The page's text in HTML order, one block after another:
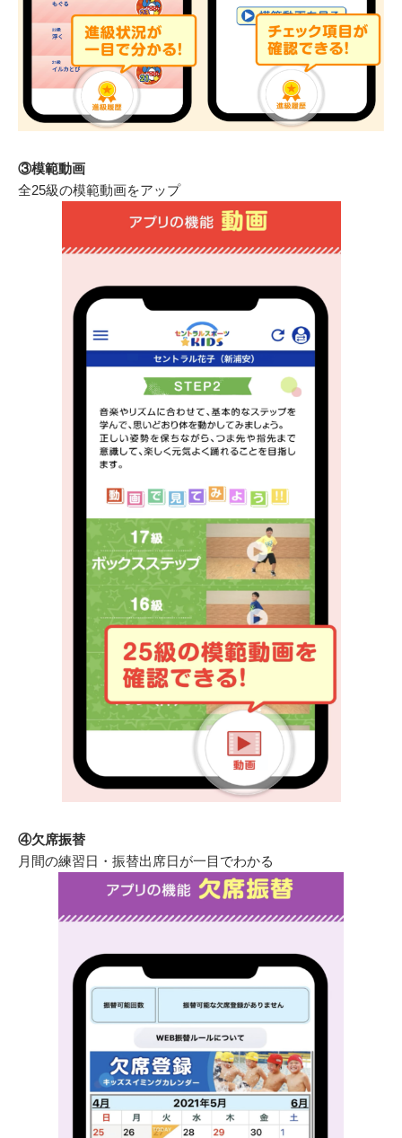
③模範動画
全25級の模範動画をアップ
④欠席振替
月間の練習日・振替出席日が一目でわかる